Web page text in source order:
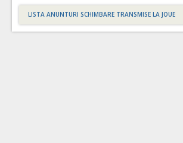
LISTA ANUNTURI SCHIMBARE TRANSMISE LA JOUE